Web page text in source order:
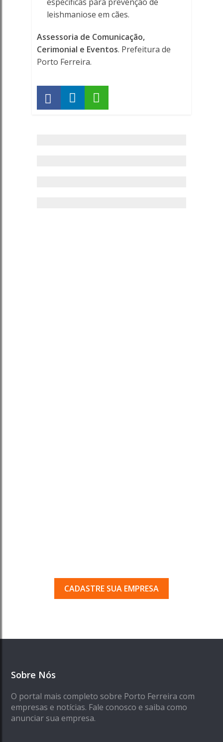
leishmaniose em cães.
Assessoria de Comunicação,
Cerimonial e Eventos. Prefeitura de
Porto Ferreira.
CADASTRE SUA EMPRESA
Sobre Nós
O portal mais completo sobre Porto Ferreira com
empresas e notícias. Fale conosco e saiba como
anunciar sua empresa.